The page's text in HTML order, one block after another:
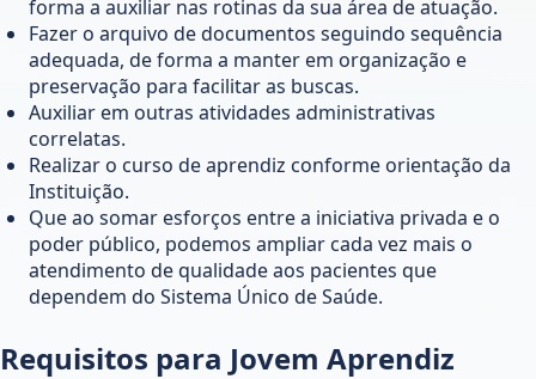
forma a auxiliar nas rotinas da sua área de atuação.
Fazer o arquivo de documentos seguindo sequência
adequada, de forma a manter em organização e
preservação para facilitar as buscas.
Auxiliar em outras atividades administrativas
correlatas.
Realizar o curso de aprendiz conforme orientação da
Instituição.
Que ao somar esforços entre a iniciativa privada e o
poder público, podemos ampliar cada vez mais o
atendimento de qualidade aos pacientes que
dependem do Sistema Único de Saúde.
Requisitos para Jovem Aprendiz